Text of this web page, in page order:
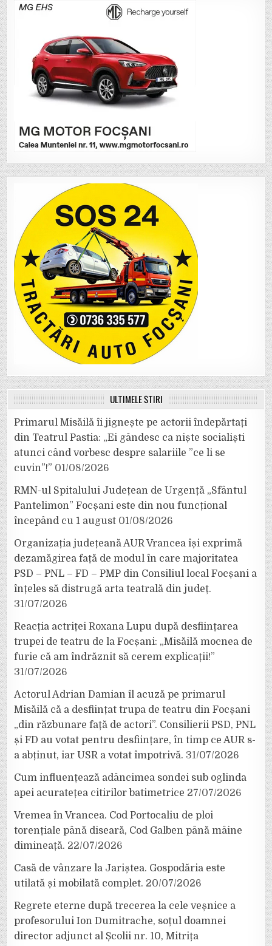
ULTIMELE ȘTIRI
Primarul Misăilă îi jignește pe actorii îndepărtați
din Teatrul Pastia: „Ei gândesc ca niște socialiști
atunci când vorbesc despre salariile ”ce li se
cuvin”!” 01/08/2026
RMN-ul Spitalului Județean de Urgență „Sfântul
Pantelimon” Focșani este din nou funcțional
începând cu 1 august 01/08/2026
Organizația județeană AUR Vrancea își exprimă
dezamăgirea față de modul în care majoritatea
PSD – PNL – FD – PMP din Consiliul local Focșani a
înțeles să distrugă arta teatrală din județ.
31/07/2026
Reacția actriței Roxana Lupu după desființarea
trupei de teatru de la Focșani: „Misăilă mocnea de
furie că am îndrăznit să cerem explicații!”
31/07/2026
Actorul Adrian Damian îl acuză pe primarul
Misăilă că a desființat trupa de teatru din Focșani
„din răzbunare față de actori”. Consilierii PSD, PNL
și FD au votat pentru desființare, în timp ce AUR s-
a abținut, iar USR a votat împotrivă. 31/07/2026
Cum influențează adâncimea sondei sub oglinda
apei acuratețea citirilor batimetrice 27/07/2026
Vremea în Vrancea. Cod Portocaliu de ploi
torențiale până diseară, Cod Galben până mâine
dimineață. 22/07/2026
Casă de vânzare la Jariștea. Gospodăria este
utilată și mobilată complet. 20/07/2026
Regrete eterne după trecerea la cele veșnice a
profesorului Ion Dumitrache, soțul doamnei
director adjunct al Școlii nr. 10, Mitrița